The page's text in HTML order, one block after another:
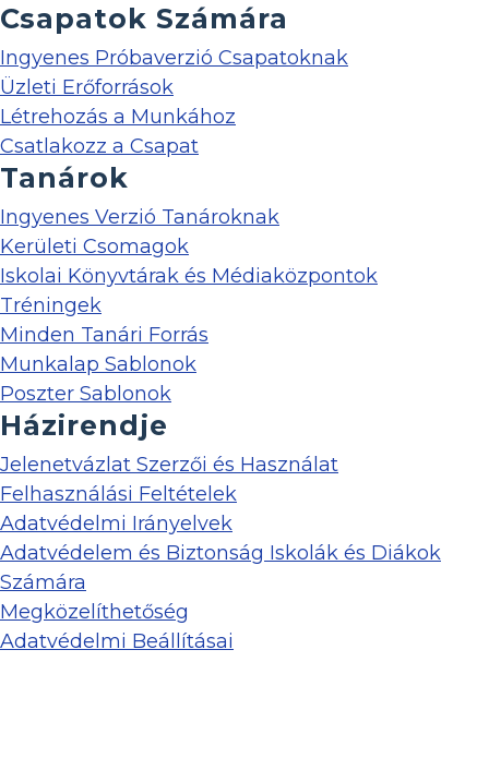
Csapatok Számára
Ingyenes Próbaverzió Csapatoknak
Üzleti Erőforrások
Létrehozás a Munkához
Csatlakozz a Csapat
Tanárok
Ingyenes Verzió Tanároknak
Kerületi Csomagok
Iskolai Könyvtárak és Médiaközpontok
Tréningek
Minden Tanári Forrás
Munkalap Sablonok
Poszter Sablonok
Házirendje
Jelenetvázlat Szerzői és Használat
Felhasználási Feltételek
Adatvédelmi Irányelvek
Adatvédelem és Biztonság Iskolák és Diákok
Számára
Megközelíthetőség
Adatvédelmi Beállításai